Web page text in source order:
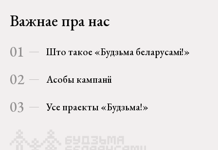
Важнае пра нас
01 Што такое «Будзьма беларусамі!»
02 Асобы кампаніі
03 Усе праекты «Будзьма!»